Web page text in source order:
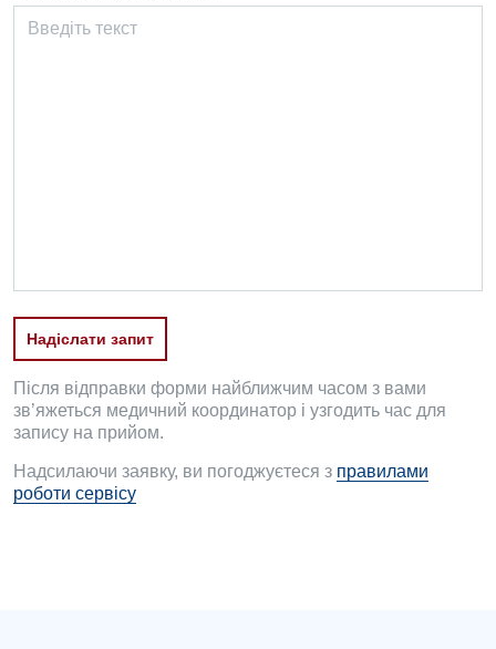
Оториноларингологія
Терапевтичне відділення
Терапія
Травматологічне відділення
Травматологія і ортопедія
Урологічне відділення
Надіслати запит
Після відправки форми найближчим часом з вами
зв’яжеться медичний координатор і узгодить час для
запису на прийом.
Надсилаючи заявку, ви погоджуєтеся з правилами
роботи сервісу